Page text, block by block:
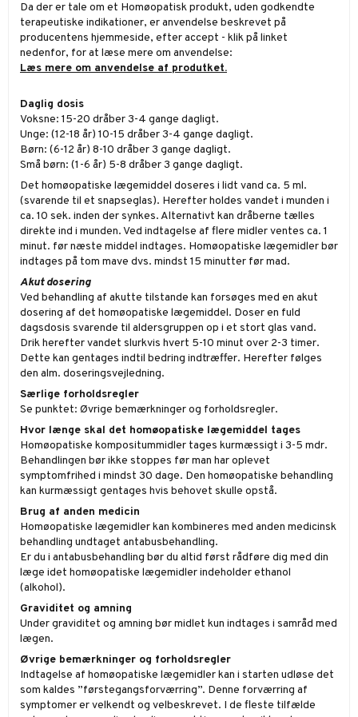
Da der er tale om et Homøopatisk produkt, uden godkendte
terapeutiske indikationer, er anvendelse beskrevet på
producentens hjemmeside, efter accept - klik på linket
nedenfor, for at læse mere om anvendelse:
Læs mere om anvendelse af produtket.
Daglig dosis
Voksne: 15-20 dråber 3-4 gange dagligt.
Unge: (12-18 år) 10-15 dråber 3-4 gange dagligt.
Børn: (6-12 år) 8-10 dråber 3 gange dagligt.
Små børn: (1-6 år) 5-8 dråber 3 gange dagligt.
Det homøopatiske lægemiddel doseres i lidt vand ca. 5 ml.
(svarende til et snapseglas). Herefter holdes vandet i munden i
ca. 10 sek. inden der synkes. Alternativt kan dråberne tælles
direkte ind i munden. Ved indtagelse af flere midler ventes ca. 1
minut. før næste middel indtages. Homøopatiske lægemidler bør
indtages på tom mave dvs. mindst 15 minutter før mad.
Akut dosering
Ved behandling af akutte tilstande kan forsøges med en akut
dosering af det homøopatiske lægemiddel. Doser en fuld
dagsdosis svarende til aldersgruppen op i et stort glas vand.
Drik herefter vandet slurkvis hvert 5-10 minut over 2-3 timer.
Dette kan gentages indtil bedring indtræffer. Herefter følges
den alm. doseringsvejledning.
Særlige forholdsregler
Se punktet: Øvrige bemærkninger og forholdsregler.
Hvor længe skal det homøopatiske lægemiddel tages
Homøopatiske kompositummidler tages kurmæssigt i 3-5 mdr.
Behandlingen bør ikke stoppes før man har oplevet
symptomfrihed i mindst 30 dage. Den homøopatiske behandling
kan kurmæssigt gentages hvis behovet skulle opstå.
Brug af anden medicin
Homøopatiske lægemidler kan kombineres med anden medicinsk
behandling undtaget antabusbehandling.
Er du i antabusbehandling bør du altid først rådføre dig med din
læge idet homøopatiske lægemidler indeholder ethanol
(alkohol).
Graviditet og amning
Under graviditet og amning bør midlet kun indtages i samråd med
lægen.
Øvrige bemærkninger og forholdsregler
Indtagelse af homøopatiske lægemidler kan i starten udløse det
som kaldes ”førstegangsforværring”. Denne forværring af
symptomer er velkendt og velbeskrevet. I de fleste tilfælde